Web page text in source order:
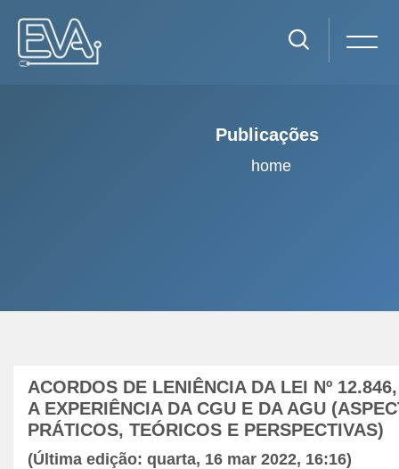
Publicações
home
ACORDOS DE LENIÊNCIA DA LEI Nº
A EXPERIÊNCIA DA CGU E DA AGU
PRÁTICOS, TEÓRICOS E PERSPECTIVAS)
(Última edição: quarta, 16 mar 2022, 16:16)